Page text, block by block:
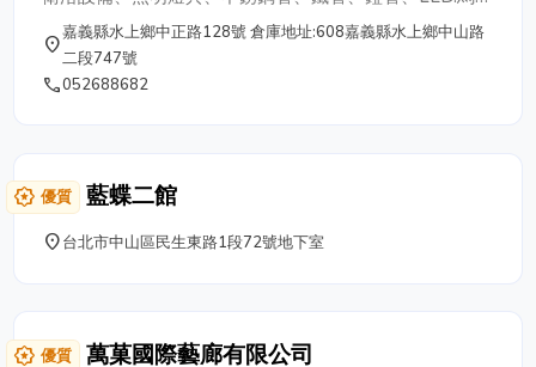
店有多年的裱框經驗，在店內陳列了近百種
框架及各種裱法供您選擇、參考；無論您有
沒有裱框經驗，都不用擔心！皆有專業、受
過訓練的服務人員可幫助您為心愛的作品搭
真：06-2901550 地址：台南市東門路二段
448號
達.南亞管.國際.星光.端子.線槽.工具..水塔及各種五金零
件。
place嘉義縣水上鄉中正路128號 倉庫地址:608嘉義縣水上鄉中山路
二段747號
phone052688682
award_star 優質 藍蝶二館
place台北市中山區民生東路1段72號地下室
award_star 優質 萬菓國際藝廊有限公司